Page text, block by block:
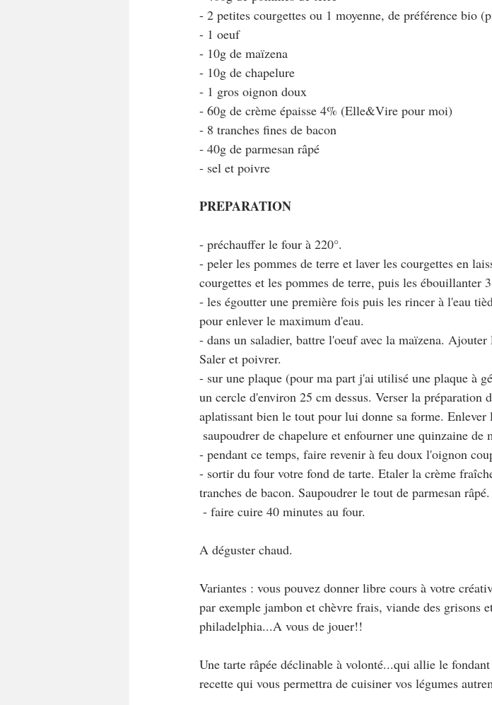
- 2 petites courgettes ou 1 moyenne, de préférence bio
- 1 oeuf
- 10g de maïzena
- 10g de chapelure
- 1 gros oignon doux
- 60g de crème épaisse 4% (Elle&Vire pour moi)
- 8 tranches fines de bacon
- 40g de parmesan râpé
- sel et poivre
PREPARATION
- préchauffer le four à 220°.
- peler les pommes de terre et laver les courgettes en
courgettes et les pommes de terre, puis les ébouillanter
- les égoutter une première fois puis les rincer à l'eau
pour enlever le maximum d'eau.
- dans un saladier, battre l'oeuf avec la maïzena. Ajouter
Saler et poivrer.
- sur une plaque (pour ma part j'ai utilisé une plaque à
un cercle d'environ 25 cm dessus. Verser la préparation
aplatissant bien le tout pour lui donne sa forme. Enlever
saupoudrer de chapelure et enfourner une quinzaine de
- pendant ce temps, faire revenir à feu doux l'oignon
- sortir du four votre fond de tarte. Etaler la crème
tranches de bacon. Saupoudrer le tout de parmesan râpé.
- faire cuire 40 minutes au four.
A déguster chaud.
Variantes : vous pouvez donner libre cours à votre
par exemple jambon et chèvre frais, viande des grisons
philadelphia...A vous de jouer!!
Une tarte râpée déclinable à volonté...qui allie le
recette qui vous permettra de cuisiner vos légumes